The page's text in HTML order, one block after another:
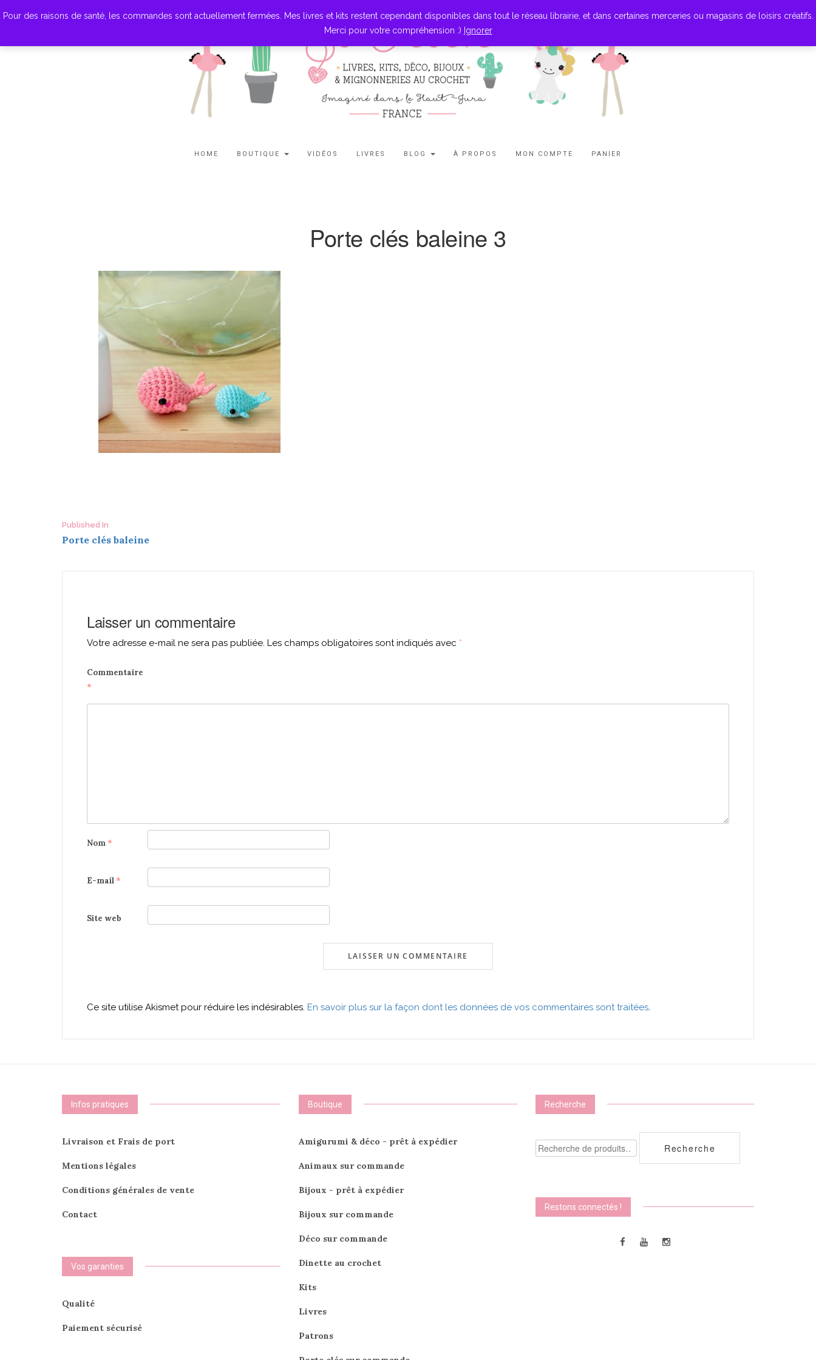
HOME BOUTIQUE VIDÉOS LIVRES BLOG À PROPOS MON COMPTE PANIER
Porte clés baleine 3
Post
Published In
Porte clés baleine
Laisser un commentaire
Votre adresse e-mail ne sera pas publiée. Les champs obligatoires sont indiqués avec *
Commentaire
*
Nom *
E-mail *
Site web
Ce site utilise Akismet pour réduire les indésirables. En savoir plus sur la façon dont les données de vos commentaires sont traitées.
Infos pratiques
Livraison et Frais de port
Mentions légales
Conditions générales de vente
Contact
Vos garanties
Qualité
Paiement sécurisé
Boutique
Amigurumi & déco - prêt à expédier
Animaux sur commande
Bijoux - prêt à expédier
Bijoux sur commande
Déco sur commande
Dinette au crochet
Kits
Livres
Patrons
Recherche
Recherche
pour :
Recherche
Restons connectés !
Pour des raisons de santé, les commandes sont actuellement fermées. Mes livres et kits restent cependant disponibles dans tout le réseau librairie, et dans certaines merceries ou magasins de loisirs créatifs.
Merci pour votre compréhension :) Ignorer